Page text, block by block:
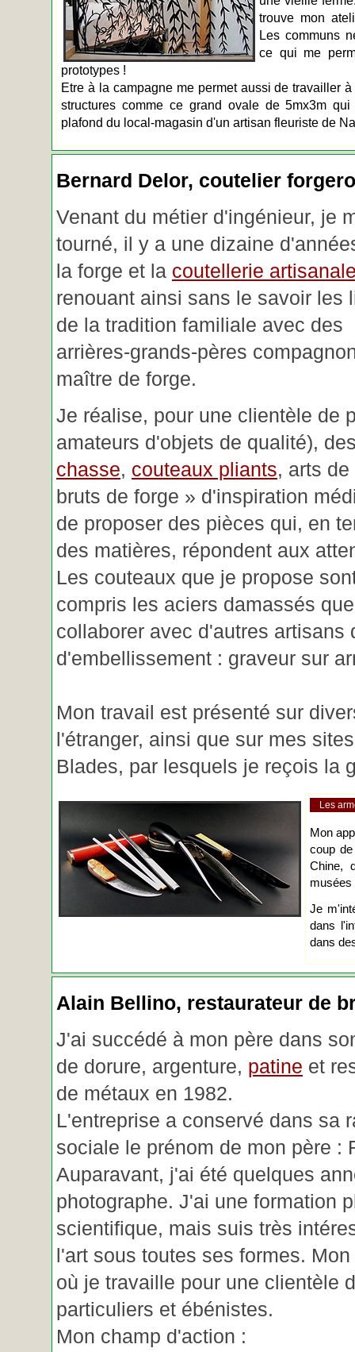
trouve mon
Les communs
ce qui me
prototypes !
Etre à la campagne me permet aussi de travailler
structures comme ce grand ovale de 5mx3m
plafond du local-magasin d'un artisan fleuriste de
Bernard Delor, coutelier
Venant du métier d'ingénieur, je
tourné, il y a une dizaine
la forge et la coutellerie
renouant ainsi sans le savoir les
de la tradition familiale avec des
arrières-grands-pères
maître de forge.
Je réalise, pour une clientèle de
amateurs d'objets de qualité),
chasse, couteaux pliants, arts
bruts de forge » d'inspiration
de proposer des pièces qui, en
des matières, répondent aux
Les couteaux que je propose
compris les aciers damassés
collaborer avec d'autres artisans
d'embellissement : graveur sur
Mon travail est présenté sur
l'étranger, ainsi que sur mes
Blades, par lesquels je reçois la
Les
Mon
coup
Chine,
musées
Je
dans
dans
Alain Bellino, restaurateur de
J'ai succédé à mon père dans
de dorure, argenture, patine et
de métaux en 1982.
L'entreprise a conservé dans sa
sociale le prénom de mon père :
Auparavant, j'ai été quelques
photographe. J'ai une formation
scientifique, mais suis très
l'art sous toutes ses formes.
où je travaille pour une clientèle
particuliers et ébénistes.
Mon champ d'action :